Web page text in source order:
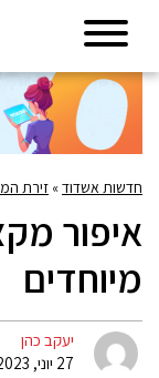
חדשות אשדוד» זירת
איפור
מיוחדים
יעקב כהן
27 יוני, 2023 06:52